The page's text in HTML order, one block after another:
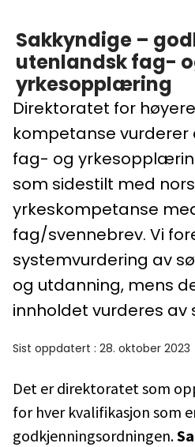
Sakkyndige –
utenlandsk fag-
yrkesopplæring
Direktoratet for
kompetanse
fag- og
som sidestilt med
yrkeskompetanse
fag/svennebrev. Vi
systemvurdering av
og utdanning, mens
innholdet vurderes av
Sist oppdatert : 28. oktober 2023
Det er direktoratet som
for hver kvalifikasjon som
godkjenningsordningen.